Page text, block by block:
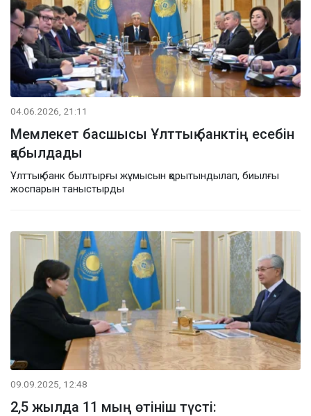
04.06.2026, 21:11
Мемлекет басшысы Ұлттық банктің есебін
қабылдады
Ұлттық банк былтырғы жұмысын қорытындылап, биылғы
жоспарын таныстырды
09.09.2025, 12:48
2,5 жылда 11 мың өтініш түсті: